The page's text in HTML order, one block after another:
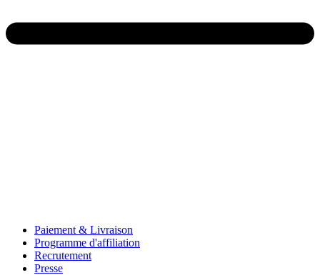
Paiement & Livraison
Programme d'affiliation
Recrutement
Presse